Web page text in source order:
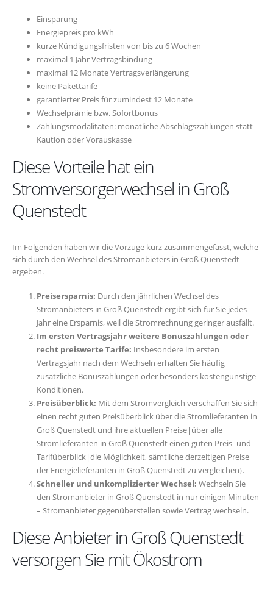
Einsparung
Energiepreis pro kWh
kurze Kündigungsfristen von bis zu 6 Wochen
maximal 1 Jahr Vertragsbindung
maximal 12 Monate Vertragsverlängerung
keine Pakettarife
garantierter Preis für zumindest 12 Monate
Wechselprämie bzw. Sofortbonus
Zahlungsmodalitäten: monatliche Abschlagszahlungen statt
Kaution oder Vorauskasse
Diese Vorteile hat ein
Stromversorgerwechsel in Groß
Quenstedt
Im Folgenden haben wir die Vorzüge kurz zusammengefasst, welche
sich durch den Wechsel des Stromanbieters in Groß Quenstedt
ergeben.
Preisersparnis: Durch den jährlichen Wechsel des
Stromanbieters in Groß Quenstedt ergibt sich für Sie jedes
Jahr eine Ersparnis, weil die Stromrechnung geringer ausfällt.
Im ersten Vertragsjahr weitere Bonuszahlungen oder
recht preiswerte Tarife: Insbesondere im ersten
Vertragsjahr nach dem Wechseln erhalten Sie häufig
zusätzliche Bonuszahlungen oder besonders kostengünstige
Konditionen.
Preisüberblick: Mit dem Stromvergleich verschaffen Sie sich
einen recht guten Preisüberblick über die Stromlieferanten in
Groß Quenstedt und ihre aktuellen Preise|über alle
Stromlieferanten in Groß Quenstedt einen guten Preis- und
Tarifüberblick|die Möglichkeit, sämtliche derzeitigen Preise
der Energielieferanten in Groß Quenstedt zu vergleichen}.
Schneller und unkomplizierter Wechsel: Wechseln Sie
den Stromanbieter in Groß Quenstedt in nur einigen Minuten
– Stromanbieter gegenüberstellen sowie Vertrag wechseln.
Diese Anbieter in Groß Quenstedt
versorgen Sie mit Ökostrom